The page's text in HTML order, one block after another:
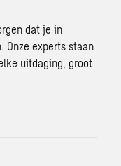
dat je in
Onze experts staan
uitdaging, groot